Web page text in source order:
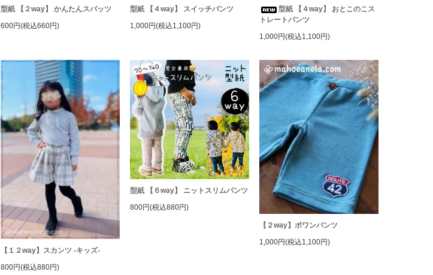
型紙 【２way】 かんたんスパッツ
600円(税込660円)
型紙 【４way】 スイッチパンツ
1,000円(税込1,100円)
型紙 【４way】 おとこのこス
トレートパンツ
1,000円(税込1,100円)
【１２way】スカンツ -キッズ-
800円(税込880円)
型紙 【６way】 ニットスリムパンツ
800円(税込880円)
【２way】ポワンパンツ
1,000円(税込1,100円)